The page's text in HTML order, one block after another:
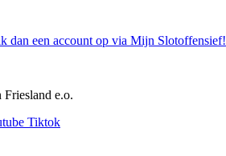
dan een account op via Mijn Slotoffensief!
e.o.
Tiktok